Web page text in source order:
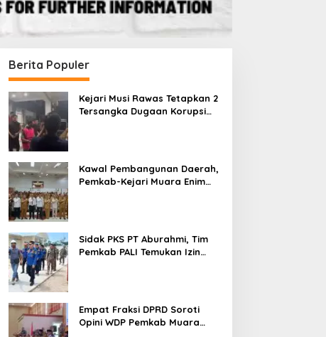
Berita Populer
Kejari Musi Rawas Tetapkan 2
Tersangka Dugaan Korupsi
Kawal Pembangunan Daerah,
Pemkab-Kejari Muara Enim
Sidak PKS PT Aburahmi, Tim
Pemkab PALI Temukan Izin
Empat Fraksi DPRD Soroti
Opini WDP Pemkab Muara